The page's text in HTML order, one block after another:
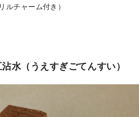
ルチャーム付き）
沾水（うえすぎごてんすい）